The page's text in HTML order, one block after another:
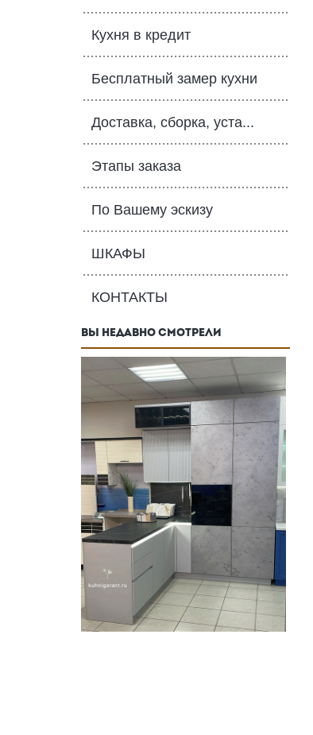
Кухня в кредит
Бесплатный замер кухни
Доставка, сборка, уста...
Этапы заказа
По Вашему эскизу
ШКАФЫ
КОНТАКТЫ
ВЫ НЕДАВНО СМОТРЕЛИ